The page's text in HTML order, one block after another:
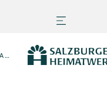
KUNSTHANDWERK